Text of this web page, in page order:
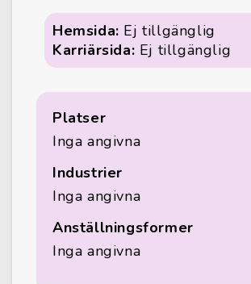
Hemsida: Ej tillgänglig
Karriärsida: Ej tillgänglig
Platser
Inga angivna
Industrier
Inga angivna
Anställningsformer
Inga angivna